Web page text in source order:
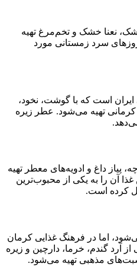
نعنا خشک و تخم‌مرغ تهیه
سرد زمستانی مورد
است که با گوشت، نخود،
تهیه می‌شود. عطر زیره
پیاز داغ و ادویه‌های معطر تهیه
آن را به یکی از محبوب‌ترین
کرده است.
اما در فرهنگ غذایی کرمان
از آرد گندم، خرما، دارچین و زیره
مذهبی تهیه می‌شود.